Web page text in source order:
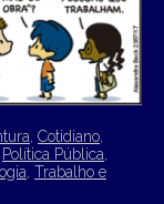
Cotidiano
Política Pública
Trabalho e